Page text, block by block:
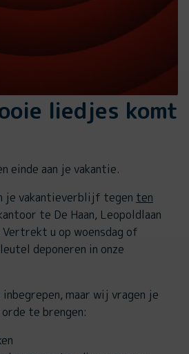
liedjes komt
einde aan je vakantie.
je vakantieverblijf tegen ten
te De Haan, Leopoldlaan
u op woensdag of
deponeren in onze
inbegrepen, maar wij vragen je
te brengen: